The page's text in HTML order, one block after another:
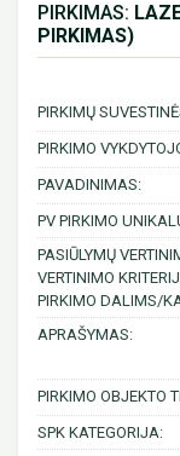
PIRKIMAS:
PIRKIMAS)
PIRKIMŲ
PIRKIMO
PAVADINIMAS:
PV PIRKIMO
PASIŪLYMŲ
VERTINIMO
PIRKIMO DALIMS/
APRAŠYMAS:
PIRKIMO OBJEKTO
SPK KATEGORIJA: